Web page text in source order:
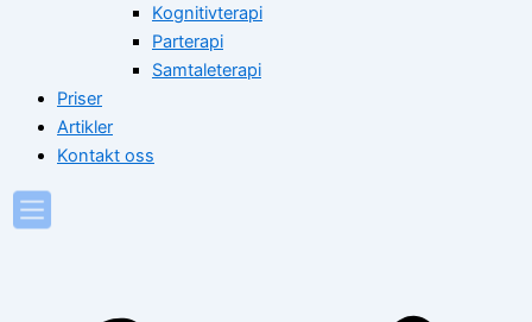
Kognitivterapi
Parterapi
Samtaleterapi
Priser
Artikler
Kontakt oss